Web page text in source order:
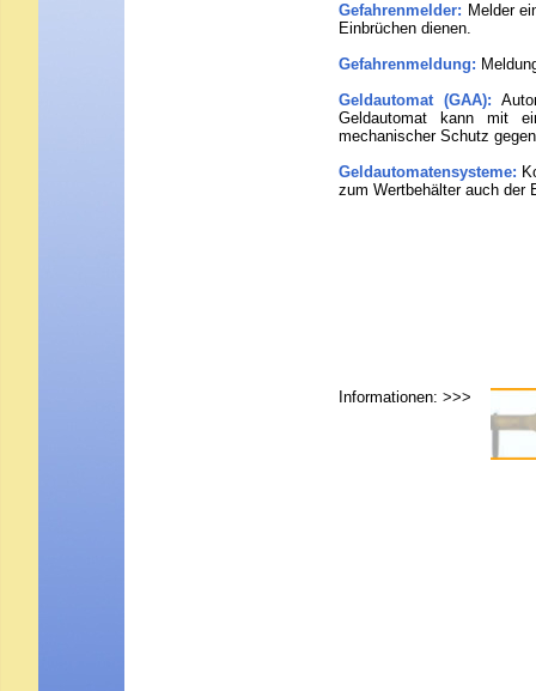
Gefahrenmelder: Melder
Einbrüchen dienen.
Gefahrenmeldung:
Geldautomat (GAA):
Geldautomat kann mit
mechanischer Schutz
Geldautomatensysteme:
zum Wertbehälter auch der
Informationen: >>>